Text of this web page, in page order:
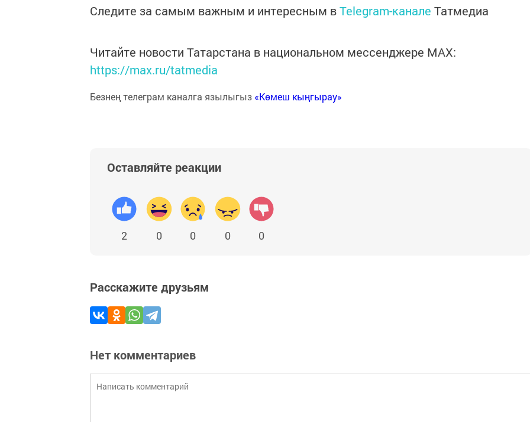
Следите за самым важным и интересным вTelegram-канале Татмедиа
Читайте новости Татарстана в национальном мессенджере MАХ:
https://max.ru/tatmedia
Безнең телеграм каналга язылыгыз «Көмеш кыңгырау»
Оставляйте реакции
2 0 0 0 0
Расскажите друзьям
Нет комментариев